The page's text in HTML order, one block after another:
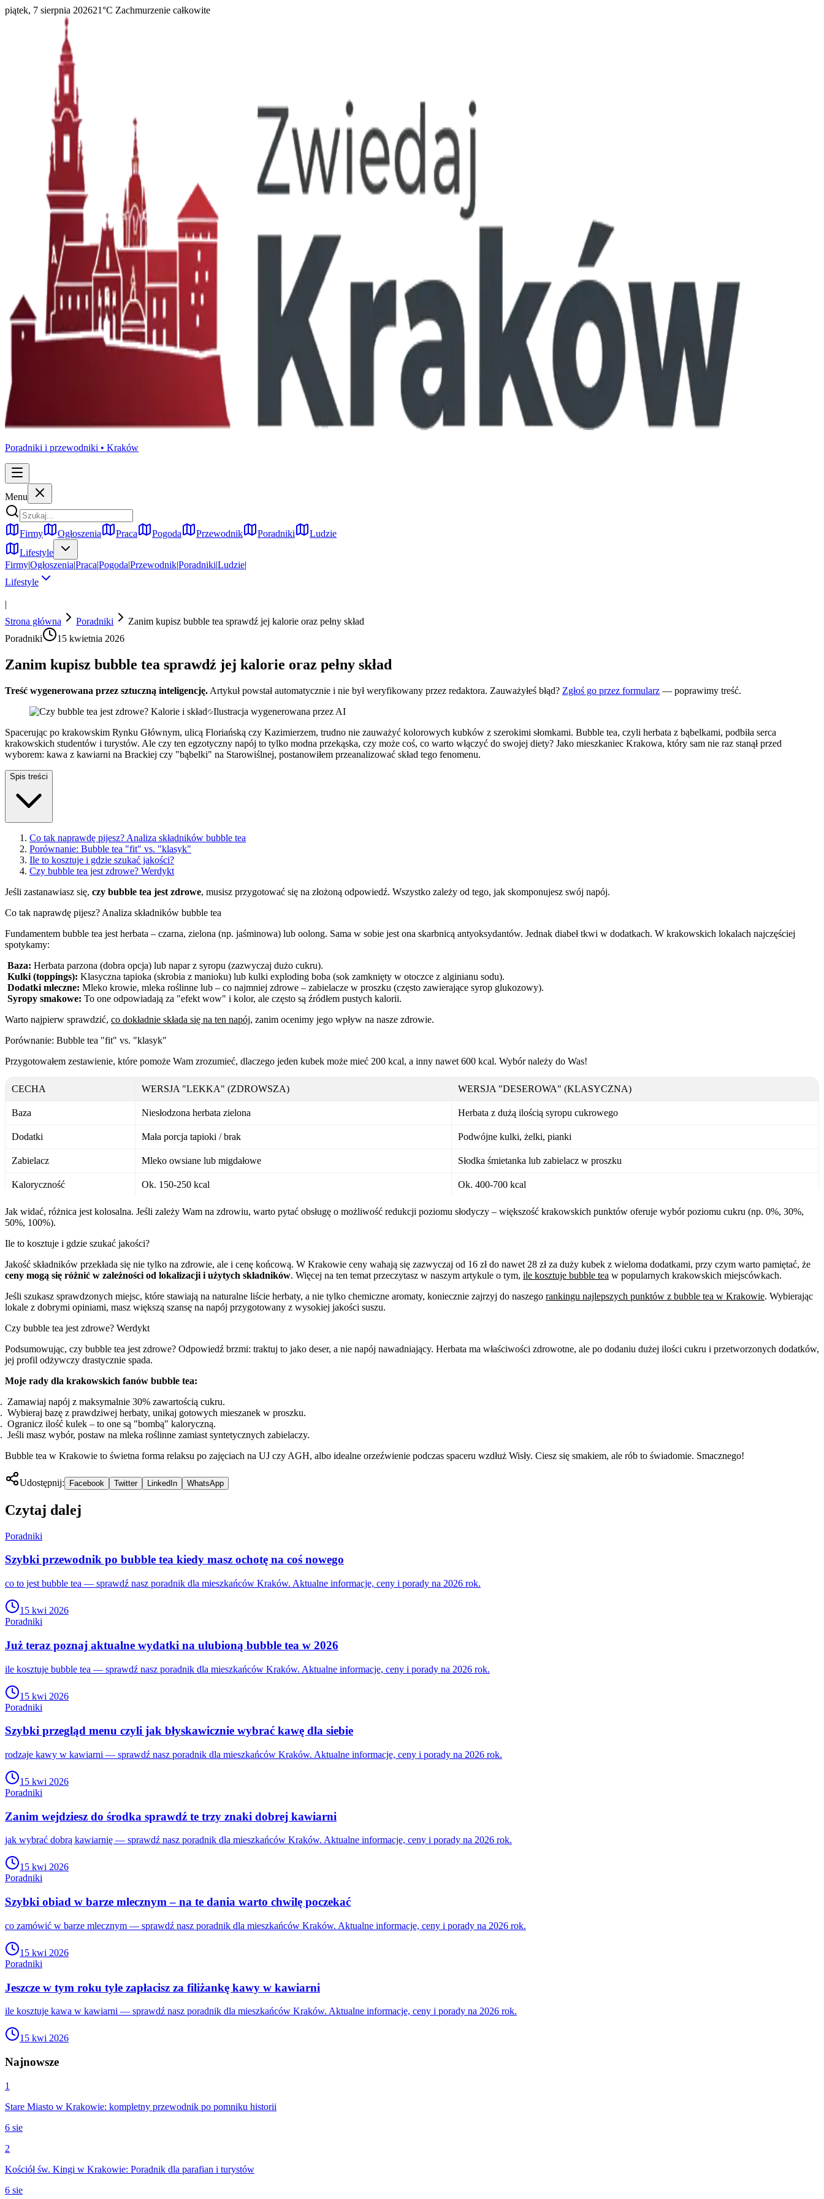
piątek, 7 sierpnia 202621°C Zachmurzenie całkowite
Poradniki i przewodniki • Kraków
Menu
Firmy Ogłoszenia Praca Pogoda Przewodnik Poradniki
Ludzie
Lifestyle
Firmy|Ogłoszenia|Praca|Pogoda|Przewodnik|Poradniki|Ludzie|
Lifestyle
|
Strona główna
Poradniki
Zanim kupisz bubble tea sprawdź jej kalorie oraz pełny skład
Poradniki
15 kwietnia 2026
Zanim kupisz bubble tea sprawdź jej kalorie oraz pełny skład
Treść wygenerowana przez sztuczną inteligencję. Artykuł powstał automatycznie i nie był weryfikowany przez redaktora. Zauważyłeś błąd? Zgłoś go przez formularz — poprawimy treść.
Ilustracja wygenerowana przez AI
Spacerując po krakowskim Rynku Głównym, ulicą Floriańską czy Kazimierzem, trudno nie zauważyć kolorowych kubków z szerokimi słomkami. Bubble tea, czyli herbata z bąbelkami, podbiła serca
krakowskich studentów i turystów. Ale czy ten egzotyczny napój to tylko modna przekąska, czy może coś, co warto włączyć do swojej diety? Jako mieszkaniec Krakowa, który sam nie raz stanął przed
wyborem: kawa z kawiarni na Brackiej czy "bąbelki" na Starowiślnej, postanowiłem przeanalizować skład tego fenomenu.
Spis treści
Co tak naprawdę pijesz? Analiza składników bubble tea
Porównanie: Bubble tea "fit" vs. "klasyk"
Ile to kosztuje i gdzie szukać jakości?
Czy bubble tea jest zdrowe? Werdykt
Jeśli zastanawiasz się, czy bubble tea jest zdrowe, musisz przygotować się na złożoną odpowiedź. Wszystko zależy od tego, jak skomponujesz swój napój.
Co tak naprawdę pijesz? Analiza składników bubble tea
Fundamentem bubble tea jest herbata – czarna, zielona (np. jaśminowa) lub oolong. Sama w sobie jest ona skarbnicą antyoksydantów. Jednak diabeł tkwi w dodatkach. W krakowskich lokalach najczęściej
spotykamy:
Baza: Herbata parzona (dobra opcja) lub napar z syropu (zazwyczaj dużo cukru).
Kulki (toppings): Klasyczna tapioka (skrobia z manioku) lub kulki exploding boba (sok zamknięty w otoczce z alginianu sodu).
Dodatki mleczne: Mleko krowie, mleka roślinne lub – co najmniej zdrowe – zabielacze w proszku (często zawierające syrop glukozowy).
Syropy smakowe: To one odpowiadają za "efekt wow" i kolor, ale często są źródłem pustych kalorii.
Warto najpierw sprawdzić, co dokładnie składa się na ten napój, zanim ocenimy jego wpływ na nasze zdrowie.
Porównanie: Bubble tea "fit" vs. "klasyk"
Przygotowałem zestawienie, które pomoże Wam zrozumieć, dlaczego jeden kubek może mieć 200 kcal, a inny nawet 600 kcal. Wybór należy do Was!
CECHA WERSJA "LEKKA" (ZDROWSZA) WERSJA "DESEROWA" (KLASYCZNA)
Baza Niesłodzona herbata zielona Herbata z dużą ilością syropu cukrowego
Dodatki Mała porcja tapioki / brak Podwójne kulki, żelki, pianki
Zabielacz Mleko owsiane lub migdałowe Słodka śmietanka lub zabielacz w proszku
Kaloryczność Ok. 150-250 kcal Ok. 400-700 kcal
Jak widać, różnica jest kolosalna. Jeśli zależy Wam na zdrowiu, warto pytać obsługę o możliwość redukcji poziomu słodyczy – większość krakowskich punktów oferuje wybór poziomu cukru (np. 0%, 30%,
50%, 100%).
Ile to kosztuje i gdzie szukać jakości?
Jakość składników przekłada się nie tylko na zdrowie, ale i cenę końcową. W Krakowie ceny wahają się zazwyczaj od 16 zł do nawet 28 zł za duży kubek z wieloma dodatkami, przy czym warto pamiętać, że
ceny mogą się różnić w zależności od lokalizacji i użytych składników. Więcej na ten temat przeczytasz w naszym artykule o tym, ile kosztuje bubble tea w popularnych krakowskich miejscówkach.
Jeśli szukasz sprawdzonych miejsc, które stawiają na naturalne liście herbaty, a nie tylko chemiczne aromaty, koniecznie zajrzyj do naszego rankingu najlepszych punktów z bubble tea w Krakowie. Wybierając
lokale z dobrymi opiniami, masz większą szansę na napój przygotowany z wysokiej jakości suszu.
Czy bubble tea jest zdrowe? Werdykt
Podsumowując, czy bubble tea jest zdrowe? Odpowiedź brzmi: traktuj to jako deser, a nie napój nawadniający. Herbata ma właściwości zdrowotne, ale po dodaniu dużej ilości cukru i przetworzonych dodatków,
jej profil odżywczy drastycznie spada.
Moje rady dla krakowskich fanów bubble tea:
Zamawiaj napój z maksymalnie 30% zawartością cukru.
Wybieraj bazę z prawdziwej herbaty, unikaj gotowych mieszanek w proszku.
Ogranicz ilość kulek – to one są "bombą" kaloryczną.
Jeśli masz wybór, postaw na mleka roślinne zamiast syntetycznych zabielaczy.
Bubble tea w Krakowie to świetna forma relaksu po zajęciach na UJ czy AGH, albo idealne orzeźwienie podczas spaceru wzdłuż Wisły. Ciesz się smakiem, ale rób to świadomie. Smacznego!
Udostępnij: Facebook Twitter LinkedIn WhatsApp
Czytaj dalej
Poradniki
Szybki przewodnik po bubble tea kiedy masz ochotę na coś nowego
co to jest bubble tea — sprawdź nasz poradnik dla mieszkańców Kraków. Aktualne informacje, ceny i porady na 2026 rok.
15 kwi 2026
Poradniki
Już teraz poznaj aktualne wydatki na ulubioną bubble tea w 2026
ile kosztuje bubble tea — sprawdź nasz poradnik dla mieszkańców Kraków. Aktualne informacje, ceny i porady na 2026 rok.
15 kwi 2026
Poradniki
Szybki przegląd menu czyli jak błyskawicznie wybrać kawę dla siebie
rodzaje kawy w kawiarni — sprawdź nasz poradnik dla mieszkańców Kraków. Aktualne informacje, ceny i porady na 2026 rok.
15 kwi 2026
Poradniki
Zanim wejdziesz do środka sprawdź te trzy znaki dobrej kawiarni
jak wybrać dobrą kawiarnię — sprawdź nasz poradnik dla mieszkańców Kraków. Aktualne informacje, ceny i porady na 2026 rok.
15 kwi 2026
Poradniki
Szybki obiad w barze mlecznym – na te dania warto chwilę poczekać
co zamówić w barze mlecznym — sprawdź nasz poradnik dla mieszkańców Kraków. Aktualne informacje, ceny i porady na 2026 rok.
15 kwi 2026
Poradniki
Jeszcze w tym roku tyle zapłacisz za filiżankę kawy w kawiarni
ile kosztuje kawa w kawiarni — sprawdź nasz poradnik dla mieszkańców Kraków. Aktualne informacje, ceny i porady na 2026 rok.
15 kwi 2026
Najnowsze
1
Stare Miasto w Krakowie: kompletny przewodnik po pomniku historii
6 sie
2
Kościół św. Kingi w Krakowie: Poradnik dla parafian i turystów
6 sie